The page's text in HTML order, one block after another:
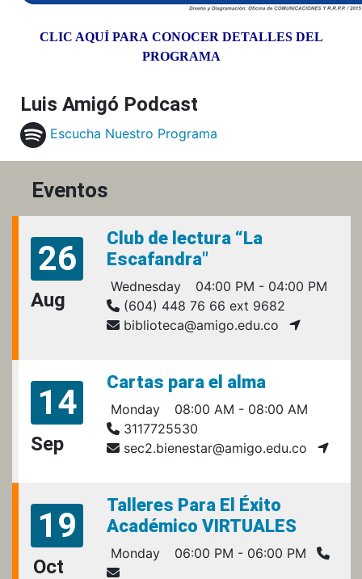
CLIC AQUÍ PARA CONOCER DETALLES DEL
PROGRAMA
Luis Amigó Podcast
Escucha Nuestro Programa
Eventos
26
Aug
Club de lectura “La
Escafandra"
Wednesday
04:00 PM - 04:00 PM
(604) 448 76 66 ext 9682
biblioteca@amigo.edu.co
14
Sep
Cartas para el alma
Monday
08:00 AM - 08:00 AM
3117725530
sec2.bienestar@amigo.edu.co
19
Oct
Talleres Para El Éxito
Académico VIRTUALES
Monday 06:00 PM - 06:00 PM